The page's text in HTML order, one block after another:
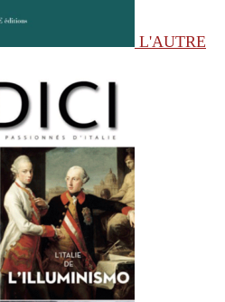
L'AUTRE